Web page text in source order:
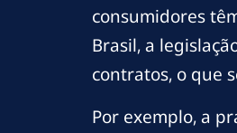
consumidores
Brasil, a
contratos, o que
Por exemplo, a